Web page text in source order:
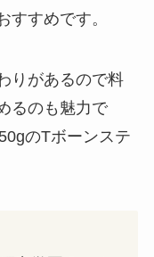
すすめです。
りがあるので料
るのも魅力で
のTボーンステ